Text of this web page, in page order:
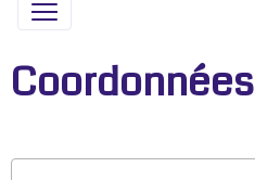
Coordonnées